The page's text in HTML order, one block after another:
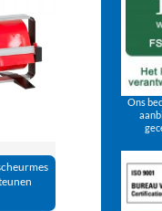
Ons